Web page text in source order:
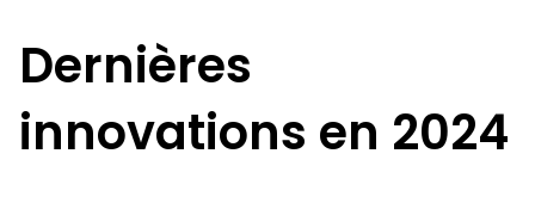
Dernières
innovations en 2024